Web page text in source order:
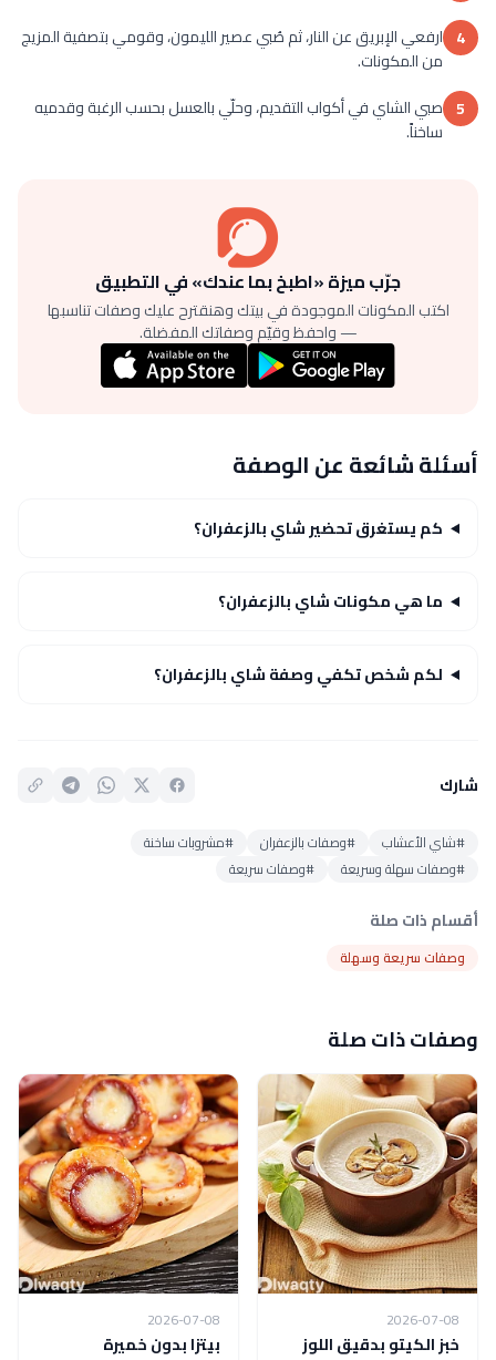
4 ارفعي الإبريق عن النار، ثم صُبي عصير الليمون، وقومي بتصفية المزيج
من المكونات.
5 صبي الشاي في أكواب التقديم، وحلّي بالعسل بحسب الرغبة وقدميه
ساخناً.
جرّب ميزة «اطبخ بما عندك» في التطبيق
اكتب المكونات الموجودة في بيتك وهنقترح عليك وصفات تناسبها
— واحفظ وقيّم وصفاتك المفضلة.
أسئلة شائعة عن الوصفة
كم يستغرق تحضير شاي بالزعفران؟
ما هي مكونات شاي بالزعفران؟
لكم شخص تكفي وصفة شاي بالزعفران؟
شارك
#شاي الأعشاب #وصفات بالزعفران
#مشروبات ساخنة
#وصفات سهلة وسريعة
#وصفات سريعة
أقسام ذات صلة
وصفات سريعة وسهلة
وصفات ذات صلة
2026-07-08
خبز الكيتو بدقيق اللوز
2026-07-08
بيتزا بدون خميرة